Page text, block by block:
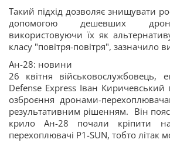
Такий підхід дозволяє знищувати
допомогою дешевших дронів-
використовуючи їх як
класу "повітря-повітря", зазначило
Ан-28: новини
26 квітня військовослужбовець,
Defense Express Іван
озброєння дронами-
результативним рішенням. Він
крило Ан-28 почали кріпити
перехоплювачі P1-SUN, тобто літак